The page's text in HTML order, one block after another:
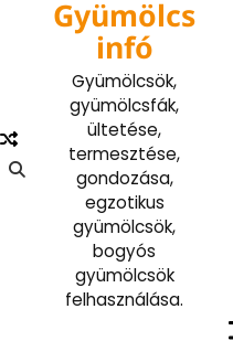
Gyümölcs
infó
Gyümölcsök,
gyümölcsfák,
ültetése,
termesztése,
gondozása,
egzotikus
gyümölcsök,
bogyós
gyümölcsök
felhasználása.